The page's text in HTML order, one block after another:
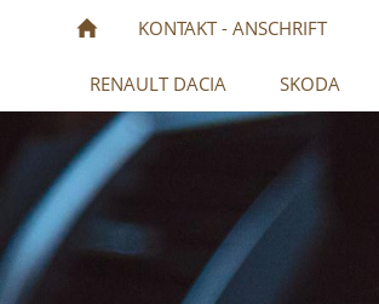
KONTAKT - ANSCHRIFT
RENAULT DACIA SKODA